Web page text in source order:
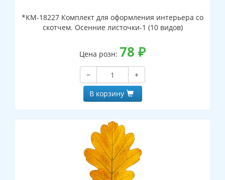
*КМ-18227 Комплект для оформления интерьера со
скотчем. Осенние листочки-1 (10 видов)
Цена розн: 78 ₽
−
+
В корзину